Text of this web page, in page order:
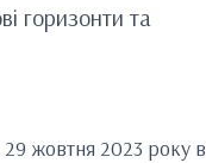
горизонти та
29 жовтня 2023 року в